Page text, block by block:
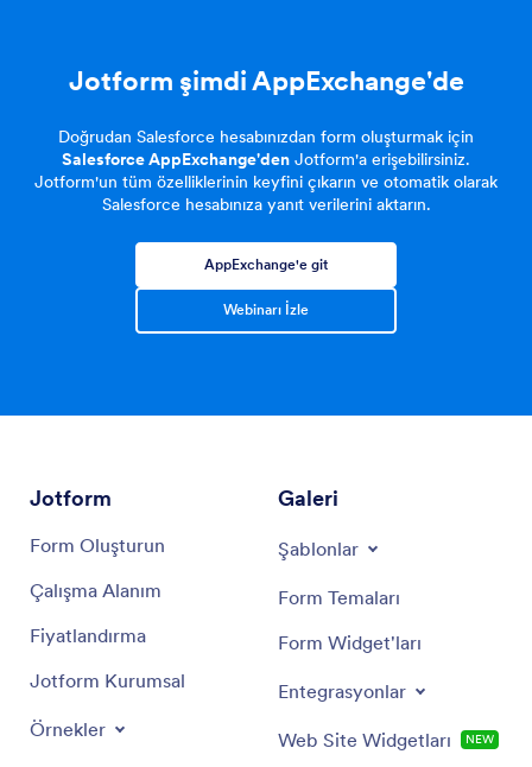
Jotform şimdi AppExchange'de
Doğrudan Salesforce hesabınızdan form oluşturmak için
Salesforce AppExchange'den Jotform'a erişebilirsiniz.
Jotform'un tüm özelliklerinin keyfini çıkarın ve otomatik olarak
Salesforce hesabınıza yanıt verilerini aktarın.
AppExchange'e git
Webinarı İzle
Jotform
Form Oluşturun
Çalışma Alanım
Fiyatlandırma
Jotform Kurumsal
Örnekler
Galeri
Şablonlar
Form Temaları
Form Widget'ları
Entegrasyonlar
Web Site Widgetları NEW